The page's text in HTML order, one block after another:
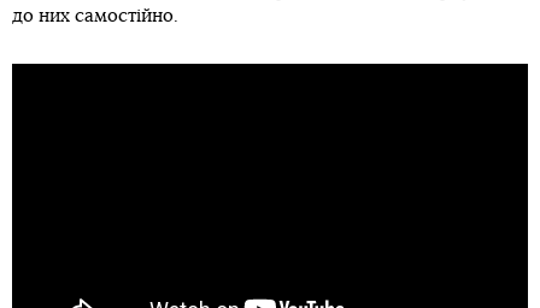
до них самостійно.